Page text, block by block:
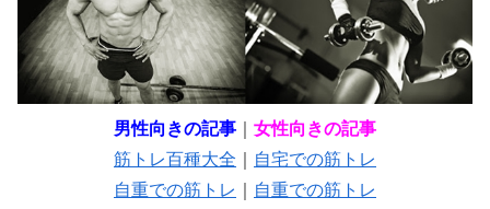
男性向きの記事
女性向きの記事
筋トレ百種大全
自宅での筋トレ
自重での筋トレ
自重での筋トレ